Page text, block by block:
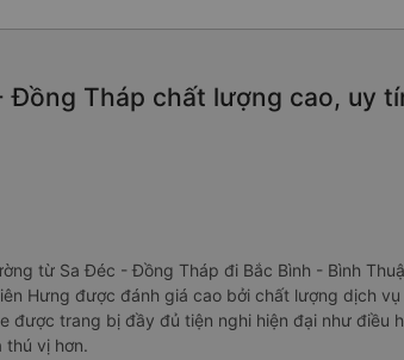
Đồng Tháp chất lượng cao, uy
từ Sa Đéc - Đồng Tháp đi Bắc Bình - Bình
Hưng được đánh giá cao bởi chất lượng dịch
được trang bị đầy đủ tiện nghi hiện đại như điều
thú vị hơn.